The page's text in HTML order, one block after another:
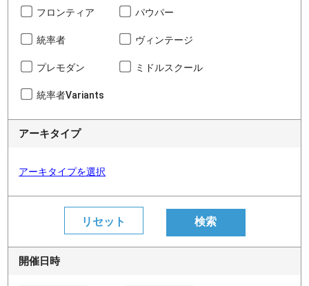
フロンティア パウパー
統率者 ヴィンテージ
プレモダン ミドルスクール
統率者Variants
アーキタイプ
アーキタイプを選択
開催日時